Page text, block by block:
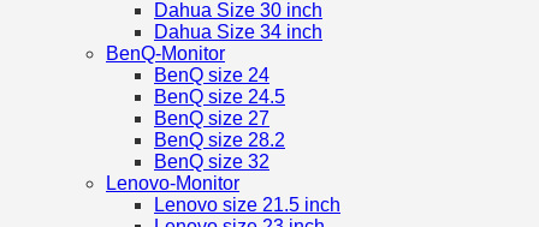
Dahua Size 30 inch
Dahua Size 34 inch
BenQ-Monitor
BenQ size 24
BenQ size 24.5
BenQ size 27
BenQ size 28.2
BenQ size 32
Lenovo-Monitor
Lenovo size 21.5 inch